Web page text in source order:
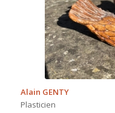
Alain GENTY
Plasticien